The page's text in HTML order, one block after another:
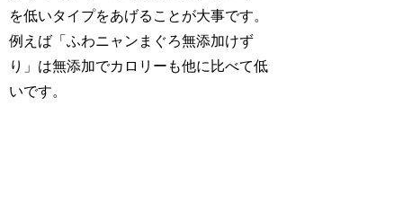
を低いタイプをあげることが大事です。
例えば「ふわニャンまぐろ無添加けず
り」は無添加でカロリーも他に比べて低
いです。